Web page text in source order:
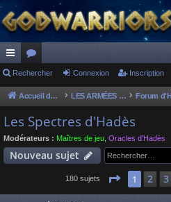
ac
co
ur
ci
or
u
m
s
Rechercher Connexion Inscription
Accueil du forum LES ARMÉES DIVINES - FORUMS DE CLAN Forum
Les Spectres d'Hadès
Modérateurs : Maîtres de jeu Oracles d'Hadès
Nouveau sujet
180 sujets Page 1sur
1 2 3